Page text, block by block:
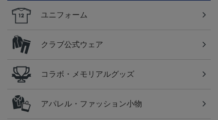
ユニフォーム
クラブ公式ウェア
コラボ・メモリアルグッズ
アパレル・ファッション小物